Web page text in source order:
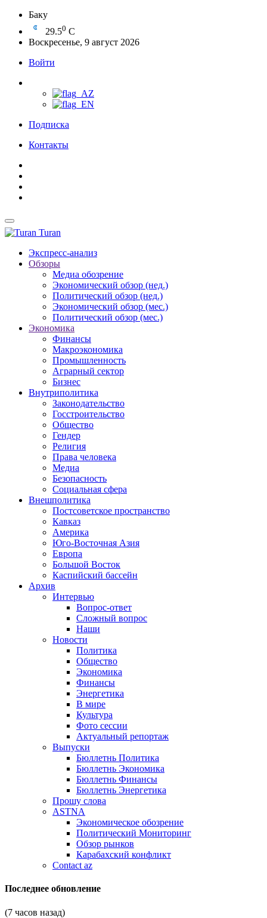
Баку
29.50 C
Воскресенье, 9 август 2026
Войти
Подписка
Контакты
Turan
Экспресс-анализ
Обзоры
Медиа обозрение
Экономический обзор (нед.)
Политический обзор (нед.)
Экономический обзор (мес.)
Политический обзор (мес.)
Экономика
Финансы
Макроэкономика
Промышленность
Аграрный сектор
Бизнес
Внутриполитика
Законодательство
Госстроительство
Общество
Гендер
Религия
Права человека
Медиа
Безопасность
Социальная сфера
Внешполитика
Постсоветское пространство
Кавказ
Америка
Юго-Восточная Азия
Европа
Большой Восток
Каспийский бассейн
Архив
Интервью
Вопрос-ответ
Сложный вопрос
Наши
Новости
Политика
Общество
Экономика
Финансы
Энергетика
В мире
Культура
Фото сессии
Актуальный репортаж
Выпуски
Бюллетнь Политика
Бюллетнь Экономика
Бюллетнь Финансы
Бюллетнь Энергетика
Прошу слова
ASTNA
Экономическое обозрение
Политический Мониторинг
Обзор рынков
Карабахский конфликт
Contact az
Последнее обновление
(7 часов назад)